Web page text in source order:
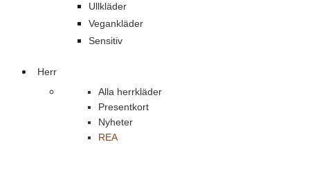
Ullkläder
Vegankläder
Sensitiv
Herr
Alla herrkläder
Presentkort
Nyheter
REA